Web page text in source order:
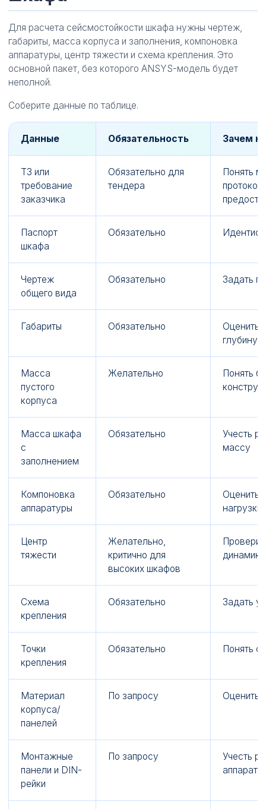
Для расчета сейсмостойкости шкафа нужны чертеж,
габариты, масса корпуса и заполнения, компоновка
аппаратуры, центр тяжести и схема крепления. Это
основной пакет, без которого ANSYS-модель будет
неполной.
Соберите данные по таблице.
Данные Обязательность Зачем
ТЗ или
требование
заказчика
Обязательно для
тендера
Понять
протокол
Паспорт
шкафа
Обязательно
Чертеж
общего вида
Обязательно Задать
Габариты Обязательно
Оценить
глубину
Масса
пустого
корпуса
Желательно
Понять
Масса шкафа
с
заполнением
Обязательно
Учесть
массу
Компоновка
аппаратуры
Обязательно
Оценить
нагрузки
Центр
тяжести
Желательно,
критично для
высоких шкафов
динамику
Схема
крепления
Обязательно Задать
Точки
крепления
Обязательно Понять
Материал
корпуса/
панелей
По запросу Оценить
Монтажные
панели и DIN-
рейки
По запросу
Учесть